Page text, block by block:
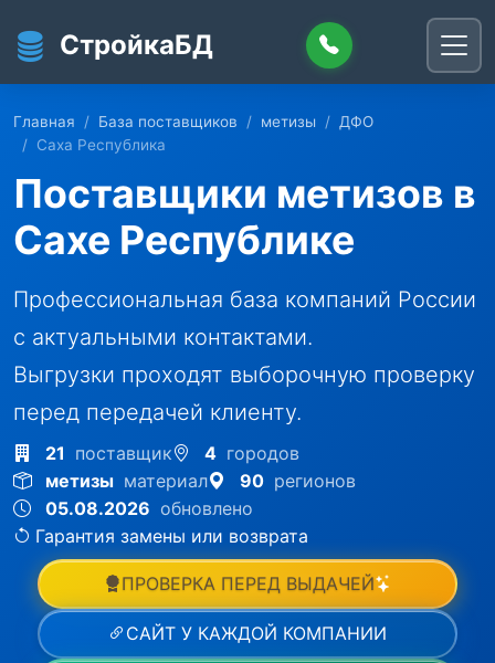
СтройкаБД
Главная База поставщиков метизы
ДФО
Саха Республика
Поставщики метизов в
Сахе Республике
Профессиональная база компаний России
с актуальными контактами.
Выгрузки проходят выборочную проверку
перед передачей клиенту.
21 поставщик 4 городов
метизы материал 90 регионов
05.08.2026 обновлено
Гарантия замены или возврата
ПРОВЕРКА ПЕРЕД ВЫДАЧЕЙ
САЙТ У КАЖДОЙ КОМПАНИИ